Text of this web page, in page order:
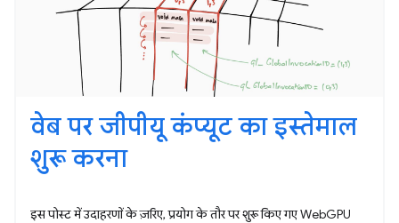
वेब पर जीपीयू कंप्यूट का इस्तेमाल
शुरू करना
इस पोस्ट में उदाहरणों के ज़रिए, प्रयोग के तौर पर शुरू किए गए WebGPU